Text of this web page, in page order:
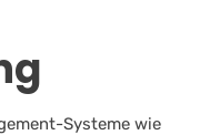
Systeme wie